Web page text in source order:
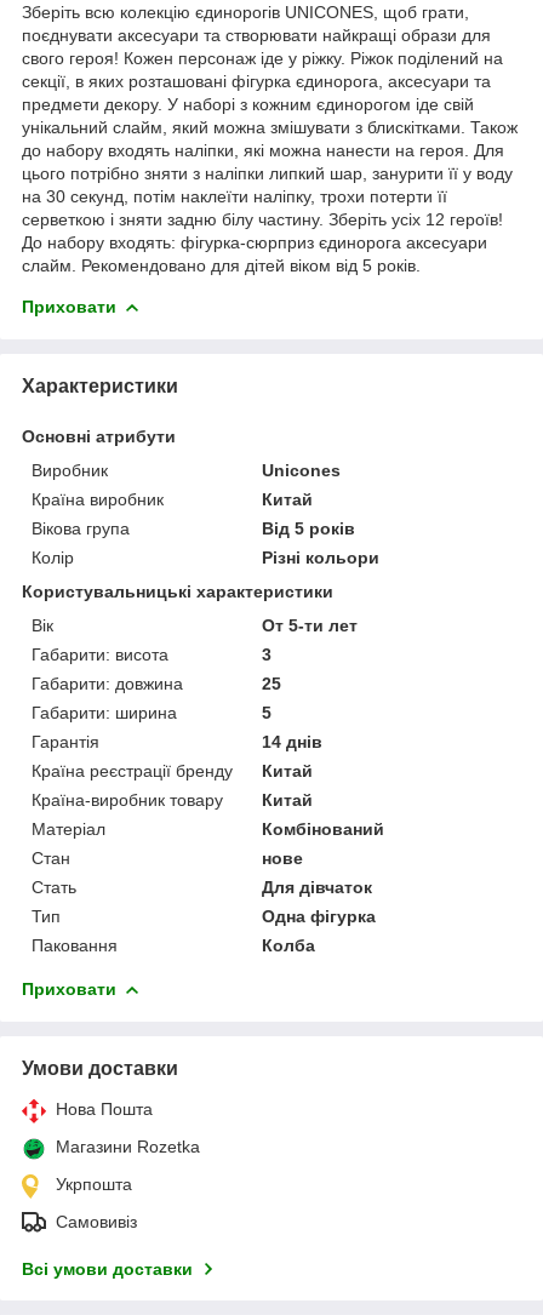
Зберіть всю колекцію єдинорогів UNICONES, щоб грати,
поєднувати аксесуари та створювати найкращі образи для
свого героя! Кожен персонаж іде у ріжку. Ріжок поділений на
секції, в яких розташовані фігурка єдинорога, аксесуари та
предмети декору. У наборі з кожним єдинорогом іде свій
унікальний слайм, який можна змішувати з блискітками. Також
до набору входять наліпки, які можна нанести на героя. Для
цього потрібно зняти з наліпки липкий шар, занурити її у воду
на 30 секунд, потім наклеїти наліпку, трохи потерти її
серветкою і зняти задню білу частину. Зберіть усіх 12 героїв!
До набору входять: фігурка-сюрприз єдинорога аксесуари
слайм. Рекомендовано для дітей віком від 5 років.
Приховати
Характеристики
Основні атрибути
Виробник
Unicones
Країна виробник
Китай
Вікова група
Від 5 років
Колір
Різні кольори
Користувальницькі характеристики
Вік
От 5-ти лет
Габарити: висота
3
Габарити: довжина
25
Габарити: ширина
5
Гарантія
14 днів
Країна реєстрації бренду
Китай
Країна-виробник товару
Китай
Матеріал
Комбінований
Стан
нове
Стать
Для дівчаток
Тип
Одна фігурка
Паковання
Колба
Приховати
Умови доставки
Нова Пошта
Магазини Rozetka
Укрпошта
Самовивіз
Всі умови доставки